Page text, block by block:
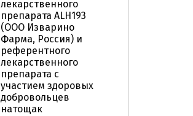
лекарственного
препарата ALH193
(ООО Изварино
Фарма, Россия) и
референтного
лекарственного
препарата с
участием здоровых
добровольцев
натощак